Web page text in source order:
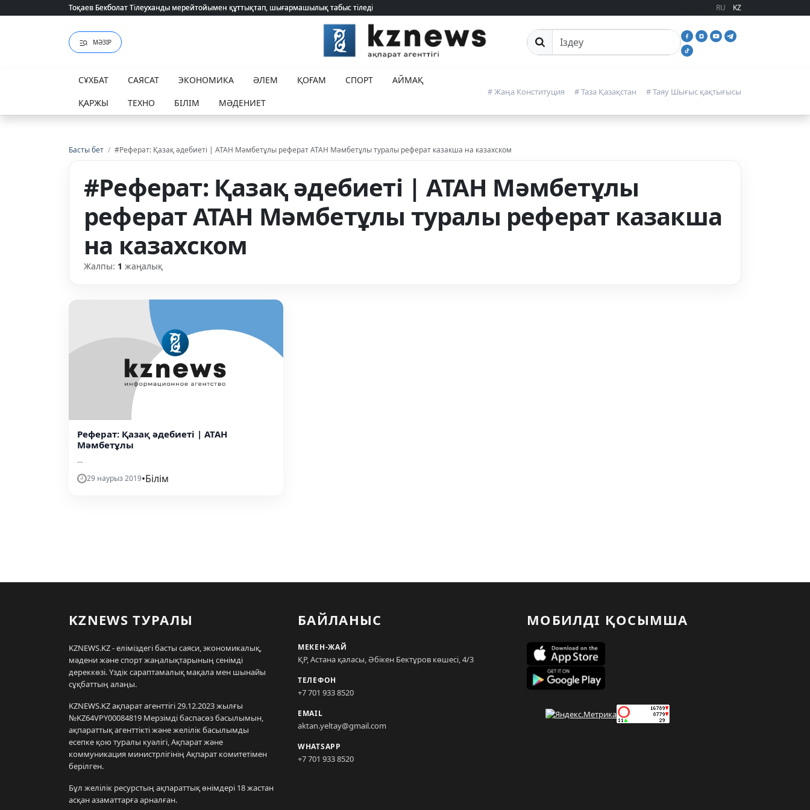
Тоқаев Бекболат Тілеуханды мерейтойымен құттықтап, шығармашылық табыс тіледі
Тоқаев Бекболат Тілеуханды мерейтойымен құттықтап, шығармашылық табыс тіледі RU KZ
МӘЗІР Сайттан іздеу
СҰХБАТ САЯСАТ ЭКОНОМИКА ӘЛЕМ ҚОҒАМ СПОРТ
АЙМАҚ
ҚАРЖЫ
ТЕХНО БІЛІМ МӘДЕНИЕТ
# Жаңа Конституция # Таза Қазақстан # Таяу Шығыс қақтығысы
Басты бет / #Реферат: Қазақ әдебиеті | АТАН Мәмбетұлы реферат АТАН Мәмбетұлы туралы реферат казакша на казахском
#Реферат: Қазақ әдебиеті | АТАН Мәмбетұлы
реферат АТАН Мәмбетұлы туралы реферат казакша
на казахском
Жалпы: 1 жаңалық
Реферат: Қазақ әдебиеті | АТАН
Мәмбетұлы
...
29 наурыз 2019•Білім
KZNEWS ТУРАЛЫ
KZNEWS.KZ - еліміздегі басты саяси, экономикалық,
мәдени және спорт жаңалықтарының сенімді
дереккөзі. Үздік сараптамалық мақала мен шынайы
сұқбаттың алаңы.
KZNEWS.KZ ақпарат агенттігі 29.12.2023 жылғы
№KZ64VPY00084819 Мерзімді баспасөз басылымын,
ақпараттық агенттікті және желілік басылымды
есепке қою туралы куәлігі, Ақпарат және
коммуникация министрлігінің Ақпарат комитетімен
берілген.
Бұл желілік ресурстың ақпараттық өнімдері 18 жастан
асқан азаматтарға арналған.
БАЙЛАНЫС
МЕКЕН-ЖАЙ
ҚР, Астана қаласы, Әбікен Бектұров көшесі, 4/3
ТЕЛЕФОН
+7 701 933 8520
EMAIL
aktan.yeltay@gmail.com
WHATSAPP
+7 701 933 8520
МОБИЛДІ ҚОСЫМША